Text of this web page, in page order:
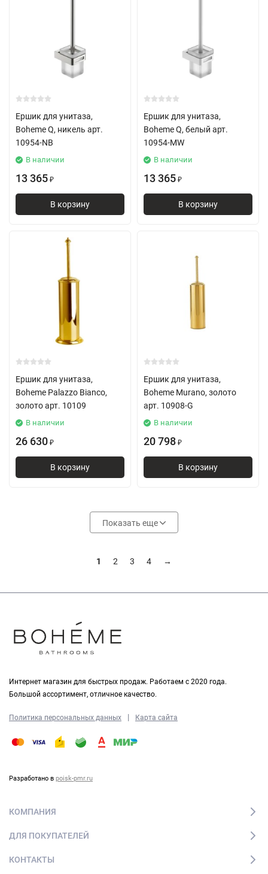
Ершик для унитаза,
Boheme Q, никель арт.
10954-NB
В наличии
13 365 ₽
В корзину
Ершик для унитаза,
Boheme Q, белый арт.
10954-MW
В наличии
13 365 ₽
В корзину
Ершик для унитаза,
Boheme Palazzo Bianco,
золото арт. 10109
В наличии
26 630 ₽
В корзину
Ершик для унитаза,
Boheme Murano, золото
арт. 10908-G
В наличии
20 798 ₽
В корзину
Показать еще
1 2 3 4 →
Интернет магазин для быстрых продаж. Работаем с 2020 года.
Большой ассортимент, отличное качество.
Политика персональных данных | Карта сайта
Разработано в poisk-pmr.ru
КОМПАНИЯ
ДЛЯ ПОКУПАТЕЛЕЙ
КОНТАКТЫ